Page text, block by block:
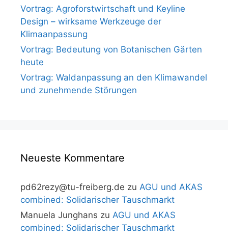
Vortrag: Agroforstwirtschaft und Keyline
Design – wirksame Werkzeuge der
Klimaanpassung
Vortrag: Bedeutung von Botanischen Gärten
heute
Vortrag: Waldanpassung an den Klimawandel
und zunehmende Störungen
Neueste Kommentare
pd62rezy@tu-freiberg.de zu AGU und AKAS
combined: Solidarischer Tauschmarkt
Manuela Junghans zu AGU und AKAS
combined: Solidarischer Tauschmarkt